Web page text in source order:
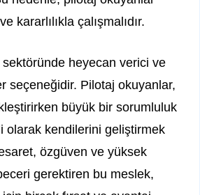
kararlılıkla çalışmalıdır.
sektöründe heyecan verici ve
seçeneğidir. Pilotaj okuyanlar,
büyük bir sorumluluk
olarak kendilerini geliştirmek
özgüven ve yüksek
gerektiren bu meslek,